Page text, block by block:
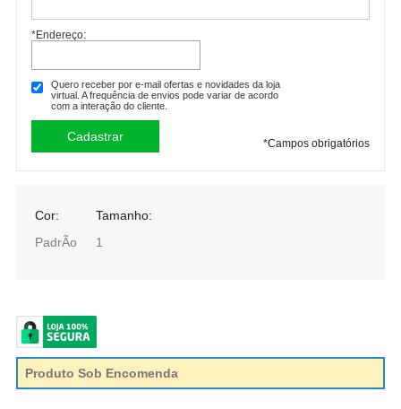
*Endereço:
Quero receber por e-mail ofertas e novidades da loja
virtual. A frequência de envios pode variar de acordo
com a interação do cliente.
*Campos obrigatórios
Cor:
PadrÃo
Tamanho:
1
Produto Sob Encomenda